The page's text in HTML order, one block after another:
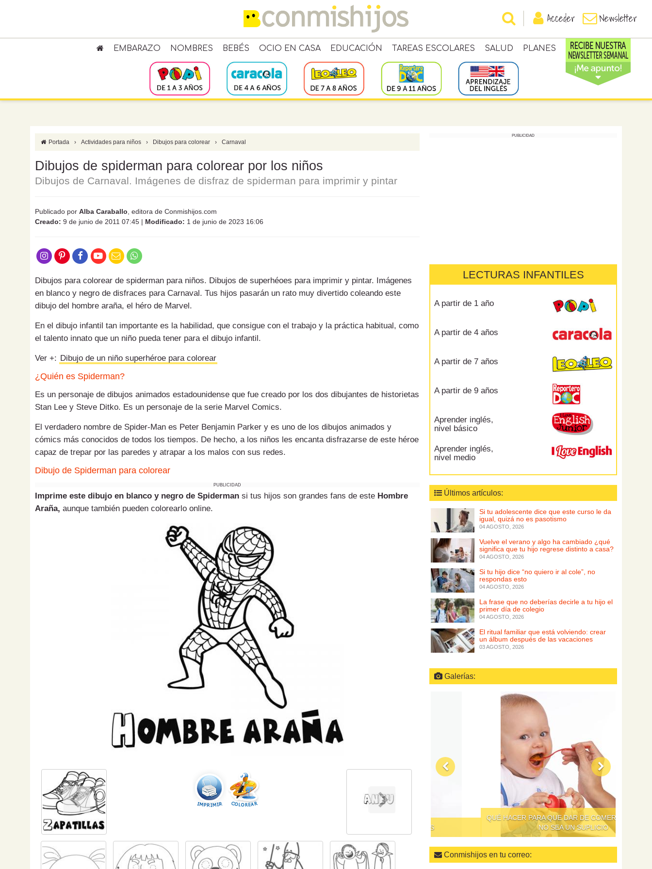
Acceder Newsletter
EMBARAZO NOMBRES BEBÉS OCIO EN CASA EDUCACIÓN TAREAS ESCOLARES SALUD PLANES
Portada › Actividades para niños › Dibujos para colorear › Carnaval
Dibujos de spiderman para colorear por los niños
Dibujos de Carnaval. Imágenes de disfraz de spiderman para imprimir y pintar
Publicado por Alba Caraballo , editora de Conmishijos.com
Creado: 9 de junio de 2011 07:45 | Modificado: 1 de junio de 2023 16:06
Dibujos para colorear de spiderman para niños. Dibujos de superhéoes para imprimir y pintar. Imágenes
en blanco y negro de disfraces para Carnaval. Tus hijos pasarán un rato muy divertido coleando este
dibujo del hombre araña, el héro de Marvel.
En el dibujo infantil tan importante es la habilidad, que consigue con el trabajo y la práctica habitual, como
el talento innato que un niño pueda tener para el dibujo infantil.
Ver +: Dibujo de un niño superhéroe para colorear
¿Quién es Spiderman?
Es un personaje de dibujos animados estadounidense que fue creado por los dos dibujantes de historietas
Stan Lee y Steve Ditko. Es un personaje de la serie Marvel Comics.
El verdadero nombre de Spider-Man es Peter Benjamin Parker y es uno de los dibujos animados y
cómics más conocidos de todos los tiempos. De hecho, a los niños les encanta disfrazarse de este héroe
capaz de trepar por las paredes y atrapar a los malos con sus redes.
Dibujo de Spiderman para colorear
PUBLICIDAD
Imprime este dibujo en blanco y negro de Spiderman si tus hijos son grandes fans de este Hombre
Araña, aunque también pueden colorearlo online.
PUBLICIDAD
LECTURAS INFANTILES
A partir de 1 año
A partir de 4 años
A partir de 7 años
A partir de 9 años
Aprender inglés,
nivel básico
Aprender inglés,
nivel medio
Últimos artículos:
Si tu adolescente dice que este curso le da
igual, quizá no es pasotismo
04 AGOSTO, 2026
Vuelve el verano y algo ha cambiado ¿qué
significa que tu hijo regrese distinto a casa?
04 AGOSTO, 2026
Si tu hijo dice “no quiero ir al cole”, no
respondas esto
04 AGOSTO, 2026
La frase que no deberías decirle a tu hijo el
primer día de colegio
04 AGOSTO, 2026
El ritual familiar que está volviendo: crear
un álbum después de las vacaciones
03 AGOSTO, 2026
Galerías:
QUÉ HACER PARA QUE DAR DE COMER A LOS NIÑOS
NO SEA UN SUPLICIO
Conmishijos en tu correo: